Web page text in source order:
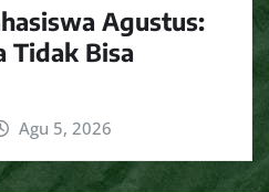
Agustus:
Tidak Bisa
Agu 5, 2026